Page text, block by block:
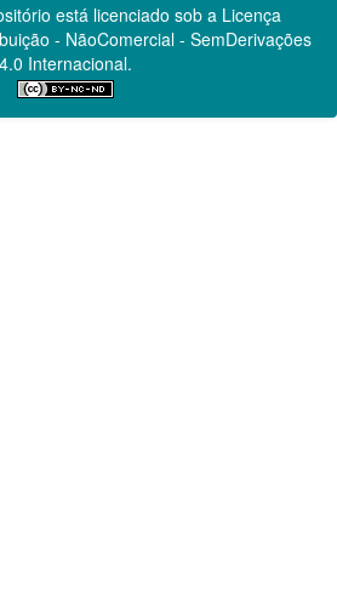
está licenciado sob a Licença
- NãoComercial - SemDerivações
4.0 Internacional.